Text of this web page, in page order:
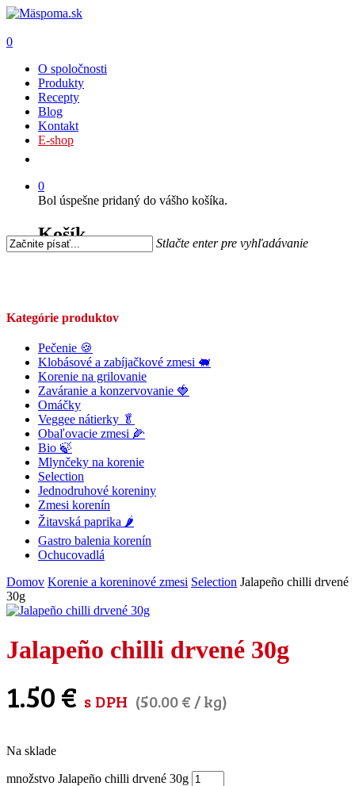
0
O spoločnosti
Produkty
Recepty
Blog
Kontakt
E-shop
0
Bol úspešne pridaný do vášho košíka.
Košík Stlačte enter pre vyhľadávanie
Kategórie produktov
Pečenie 🍪
Klobásové a zabíjačkové zmesi 🐖
Korenie na grilovanie
Zaváranie a konzervovanie 🍓
Omáčky
Veggee nátierky 🥬
Obaľovacie zmesi 🌽
Bio 🍃
Mlynčeky na korenie
Selection
Jednodruhové koreniny
Zmesi korenín
Žitavská paprika 🌶
Gastro balenia korenín
Ochucovadlá
Domov Korenie a koreninové zmesi Selection Jalapeño chilli drvené
30g
Jalapeño chilli drvené 30g
1.50€ s DPH (50.00€ / kg)
Na sklade
množstvo Jalapeño chilli drvené 30g